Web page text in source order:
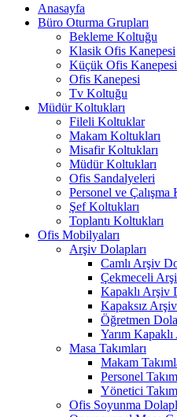
Anasayfa
Büro Oturma Grupları
Bekleme Koltuğu
Klasik Ofis Kanepesi
Küçük Ofis Kanepesi
Ofis Kanepesi
Tv Koltuğu
Müdür Koltukları
Fileli Koltuklar
Makam Koltukları
Misafir Koltukları
Müdür Koltukları
Ofis Sandalyeleri
Personel ve Çalışma
Şef Koltukları
Toplantı Koltukları
Ofis Mobilyaları
Arşiv Dolapları
Camlı Arşiv
Çekmeceli
Kapaklı Arşiv
Kapaksız
Öğretmen
Yarım
Masa Takımları
Makam
Personel
Yönetici
Ofis Soyunma